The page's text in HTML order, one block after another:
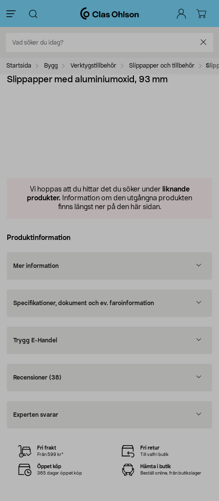
Startsida Bygg Verktygstillbehör Slippapper och tillbehör
Slippapper med aluminiumoxid, 93 mm
Vi hoppas att du hittar det du söker under liknande
produkter. Information om den utgångna produkten
finns längst ner på den här sidan.
Produktinformation
Mer information
Specifikationer, dokument och ev. faroinformation
Trygg E-Handel
Recensioner (38)
Experten svarar
Fri frakt
Från 599 kr*
Fri retur
Till valfri butik
Öppet köp
365 dagar öppet köp
Hämta i butik
Beställ online, från butikslager